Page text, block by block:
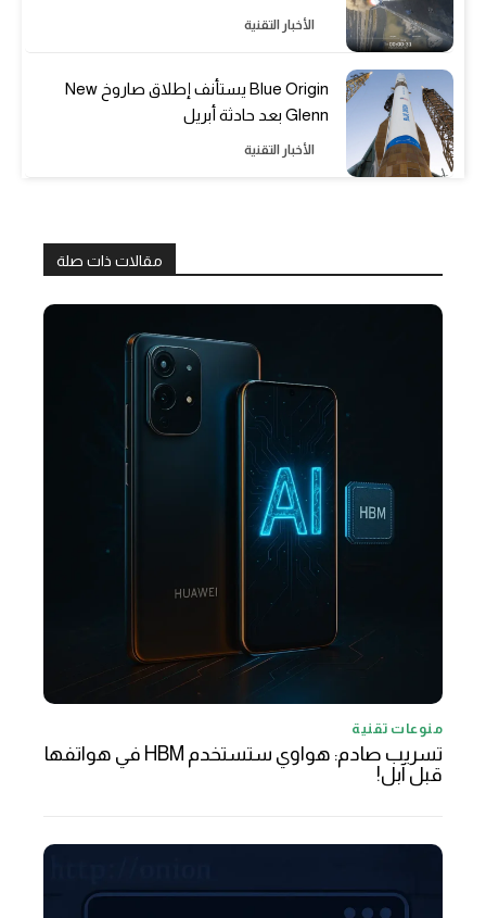
الأخبار التقنية
Blue Origin يستأنف إطلاق صاروخ New
Glenn بعد حادثة أبريل
الأخبار التقنية
مقالات ذات صلة
منوعات تقنية
تسريب صادم: هواوي ستستخدم HBM في هواتفها
قبل آبل!